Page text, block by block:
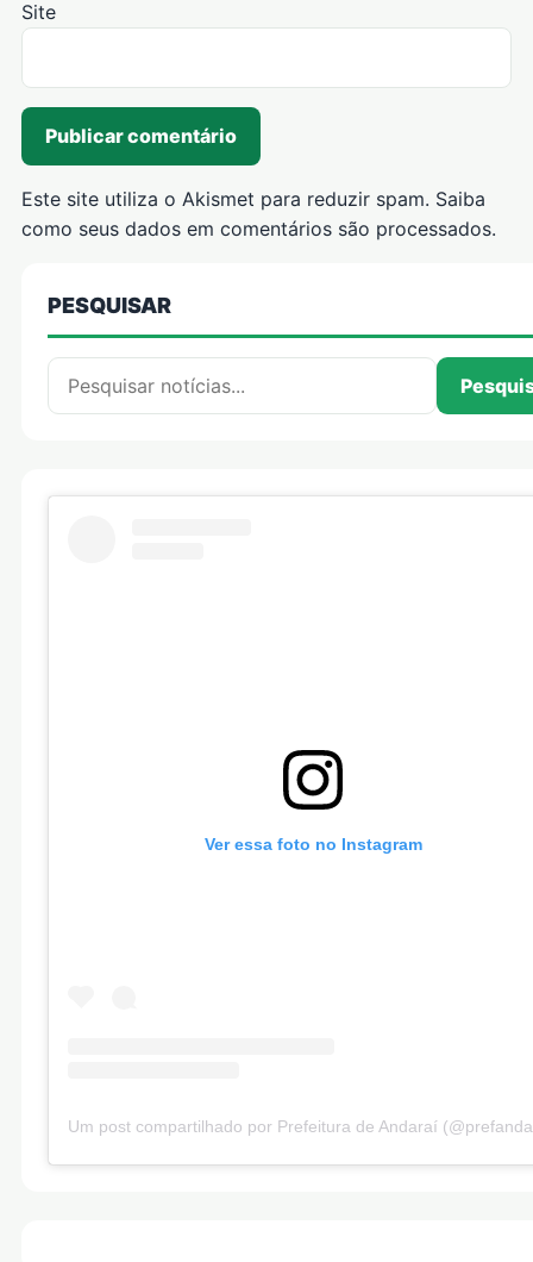
Site
Este site utiliza o Akismet para reduzir spam. Saiba
como seus dados em comentários são processados.
PESQUISAR
Pesquisar por:
Ver essa foto no Instagram
Um post compartilhado por Prefeitura de Andaraí